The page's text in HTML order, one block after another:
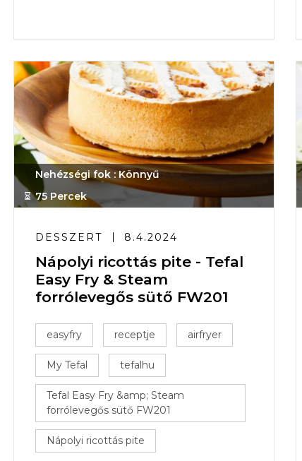
Nehézségi fok : Könnyű
75 Percek
DESSZERT 8.4.2024
Nápolyi ricottás pite - Tefal
Easy Fry & Steam
forrólevegős sütő FW201
easyfry receptje airfryer
My Tefal tefalhu
Tefal Easy Fry &amp; Steam
forrólevegős sütő FW201
Nápolyi ricottás pite